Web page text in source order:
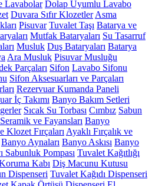
Lavabolar Dolap Uyumlu Lavabo
Duvara Sıfır Klozetler Asma
Pisuvar Tuvalet Taşı Batarya ve
Mutfak Bataryaları Su Tasarruf
Musluk Duş Bataryaları Batarya
Ara Musluk Pisuvar Musluğu
Parçaları Sifon Lavabo Sifonu
Sifon Aksesuarları ve Parçaları
Rezervuar Kumanda Paneli
İç Takımı Banyo Bakım Setleri
Sıcak Su Torbası Cımbız Sabun
ve Fayansları Banyo
Klozet Fırçaları Ayaklı Fırçalık ve
Banyo Aynaları Banyo Askısı Banyo
Sabunluk Pompası Tuvalet Kağıtlığı
Kabı Diş Macunu Kutusu
Dispenseri Tuvalet Kağıdı Dispenseri